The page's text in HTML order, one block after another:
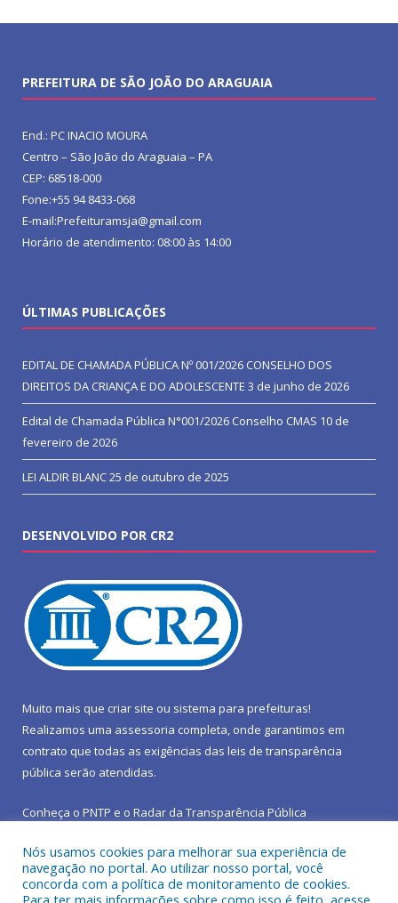
PREFEITURA DE SÃO JOÃO DO ARAGUAIA
End.: PC INACIO MOURA
Centro – São João do Araguaia – PA
CEP: 68518-000
Fone:+55 94 8433-068
E-mail:Prefeituramsja@gmail.com
Horário de atendimento: 08:00 às 14:00
ÚLTIMAS PUBLICAÇÕES
EDITAL DE CHAMADA PÚBLICA Nº 001/2026 CONSELHO DOS
DIREITOS DA CRIANÇA E DO ADOLESCENTE 3 de junho de 2026
Edital de Chamada Pública N°001/2026 Conselho CMAS 10 de
fevereiro de 2026
LEI ALDIR BLANC25 de outubro de 2025
DESENVOLVIDO POR CR2
Muito mais que criar site ou sistema para prefeituras!
Realizamos uma assessoria completa, onde garantimos em
contrato que todas as exigências das leis de transparência
pública serão atendidas.
Conheça o PNTP e o Radar da Transparência Pública
Nós usamos cookies para melhorar sua experiência de
navegação no portal. Ao utilizar nosso portal, você
concorda com a política de monitoramento de cookies.
Para ter mais informações sobre como isso é feito, acesse